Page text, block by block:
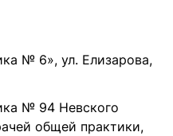
№ 6», ул. Елизарова,
№ 94 Невского
общей практики,